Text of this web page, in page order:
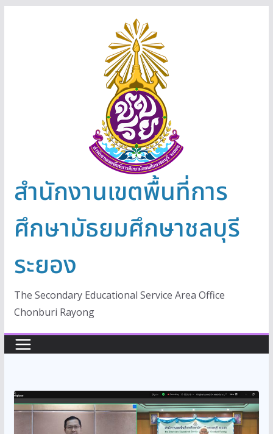
สำนักงานเขตพื้นที่การ
ศึกษามัธยมศึกษาชลบุรี
ระยอง
The Secondary Educational Service Area Office
Chonburi Rayong